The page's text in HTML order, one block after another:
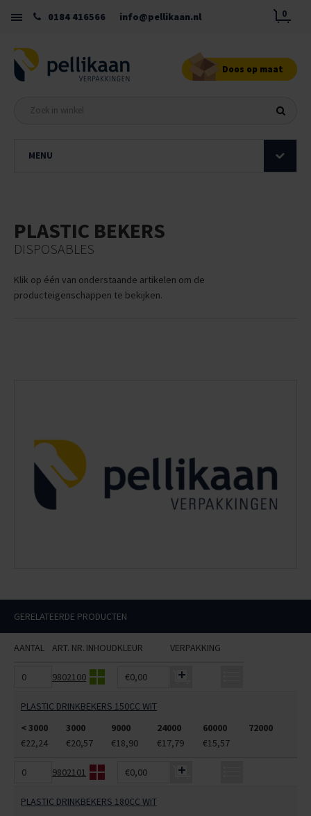
0184 416566 info@pellikaan.nl 0
Doos op maat
MENU
PLASTIC BEKERS
DISPOSABLES
Klik op één van onderstaande artikelen om de
producteigenschappen te bekijken.
GERELATEERDE PRODUCTEN
AANTAL ART. NR. INHOUDKLEUR VERPAKKING
9802100 €0,00
PLASTIC DRINKBEKERS 150CC WIT
< 3000
3000 9000 24000 60000
72000
€22,24
€20,57 €18,90 €17,79 €15,57
9802101 €0,00
PLASTIC DRINKBEKERS 180CC WIT